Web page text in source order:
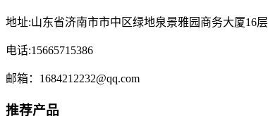
地址:山东省济南市市中区绿地泉景雅园商务大厦16层
电话:15665715386
邮箱：1684212232@qq.com
推荐产品